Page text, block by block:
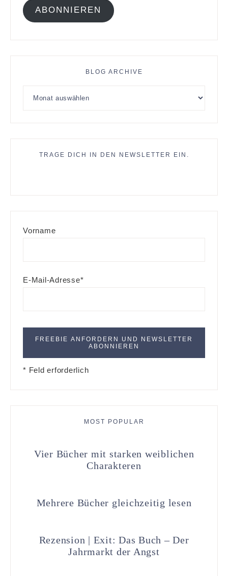
ABONNIEREN
BLOG ARCHIVE
TRAGE DICH IN DEN NEWSLETTER EIN.
Vorname
E-Mail-Adresse*
* Feld erforderlich
MOST POPULAR
Vier Bücher mit starken weiblichen
Charakteren
Mehrere Bücher gleichzeitig lesen
Rezension | Exit: Das Buch – Der
Jahrmarkt der Angst